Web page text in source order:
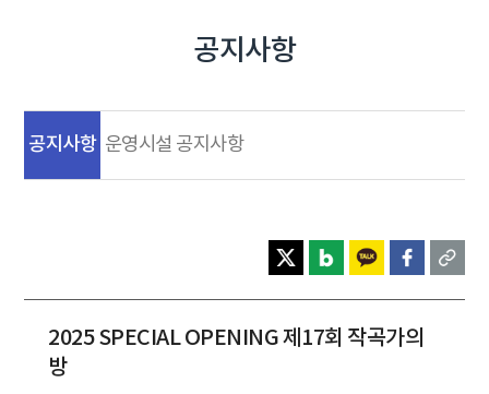
공지사항
공지사항 운영시설 공지사항
2025 SPECIAL OPENING 제17회 작곡가의
방